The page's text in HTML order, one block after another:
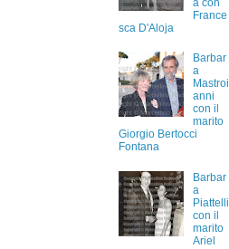
a con
France
sca D'Aloja
Barbar
a
Mastroi
anni
con il
marito
Giorgio Bertocci
Fontana
Barbar
a
Piattelli
con il
marito
Ariel